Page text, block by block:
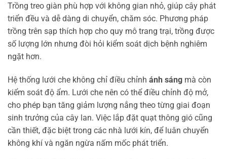
Trồng treo giàn phù hợp với không gian nhỏ, giúp cây phát
triển đều và dễ dàng di chuyển, chăm sóc. Phương pháp
trồng trên sạp thích hợp cho quy mô trang trại, trồng được
số lượng lớn nhưng đòi hỏi kiểm soát dịch bệnh nghiêm
ngặt hơn.
Hệ thống lưới che không chỉ điều chỉnh ánh sáng mà còn
kiểm soát độ ẩm. Lưới che nên có thể điều chỉnh độ mở,
cho phép bạn tăng giảm lượng nắng theo từng giai đoạn
sinh trưởng của cây lan. Việc lắp đặt quạt thông gió cũng
cần thiết, đặc biệt trong các nhà lưới kín, để luân chuyển
không khí và ngăn ngừa nấm mốc phát triển.